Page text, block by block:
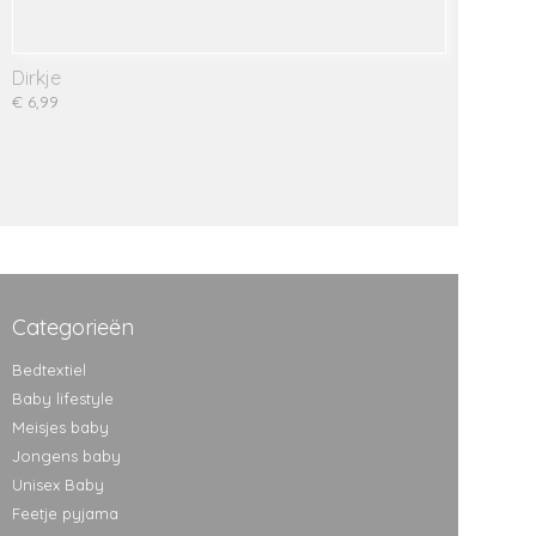
Dirkje
€ 6,99
Categorieën
Bedtextiel
Baby lifestyle
Meisjes baby
Jongens baby
Unisex Baby
Feetje pyjama